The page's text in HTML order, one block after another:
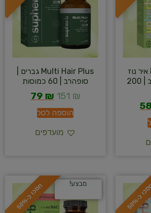
ErNoz Formula איר נוז
פורמולה | סופהרב | 200
Multi Hair Plus גברים |
סופהרב | 60 כמוסות
151 ₪
79 ₪
הוספה לסל
מועדפים
ס
כ
ו
כ
-
5
0
ח
ס
כ
ו
כ
-
5
0
% מבצע!